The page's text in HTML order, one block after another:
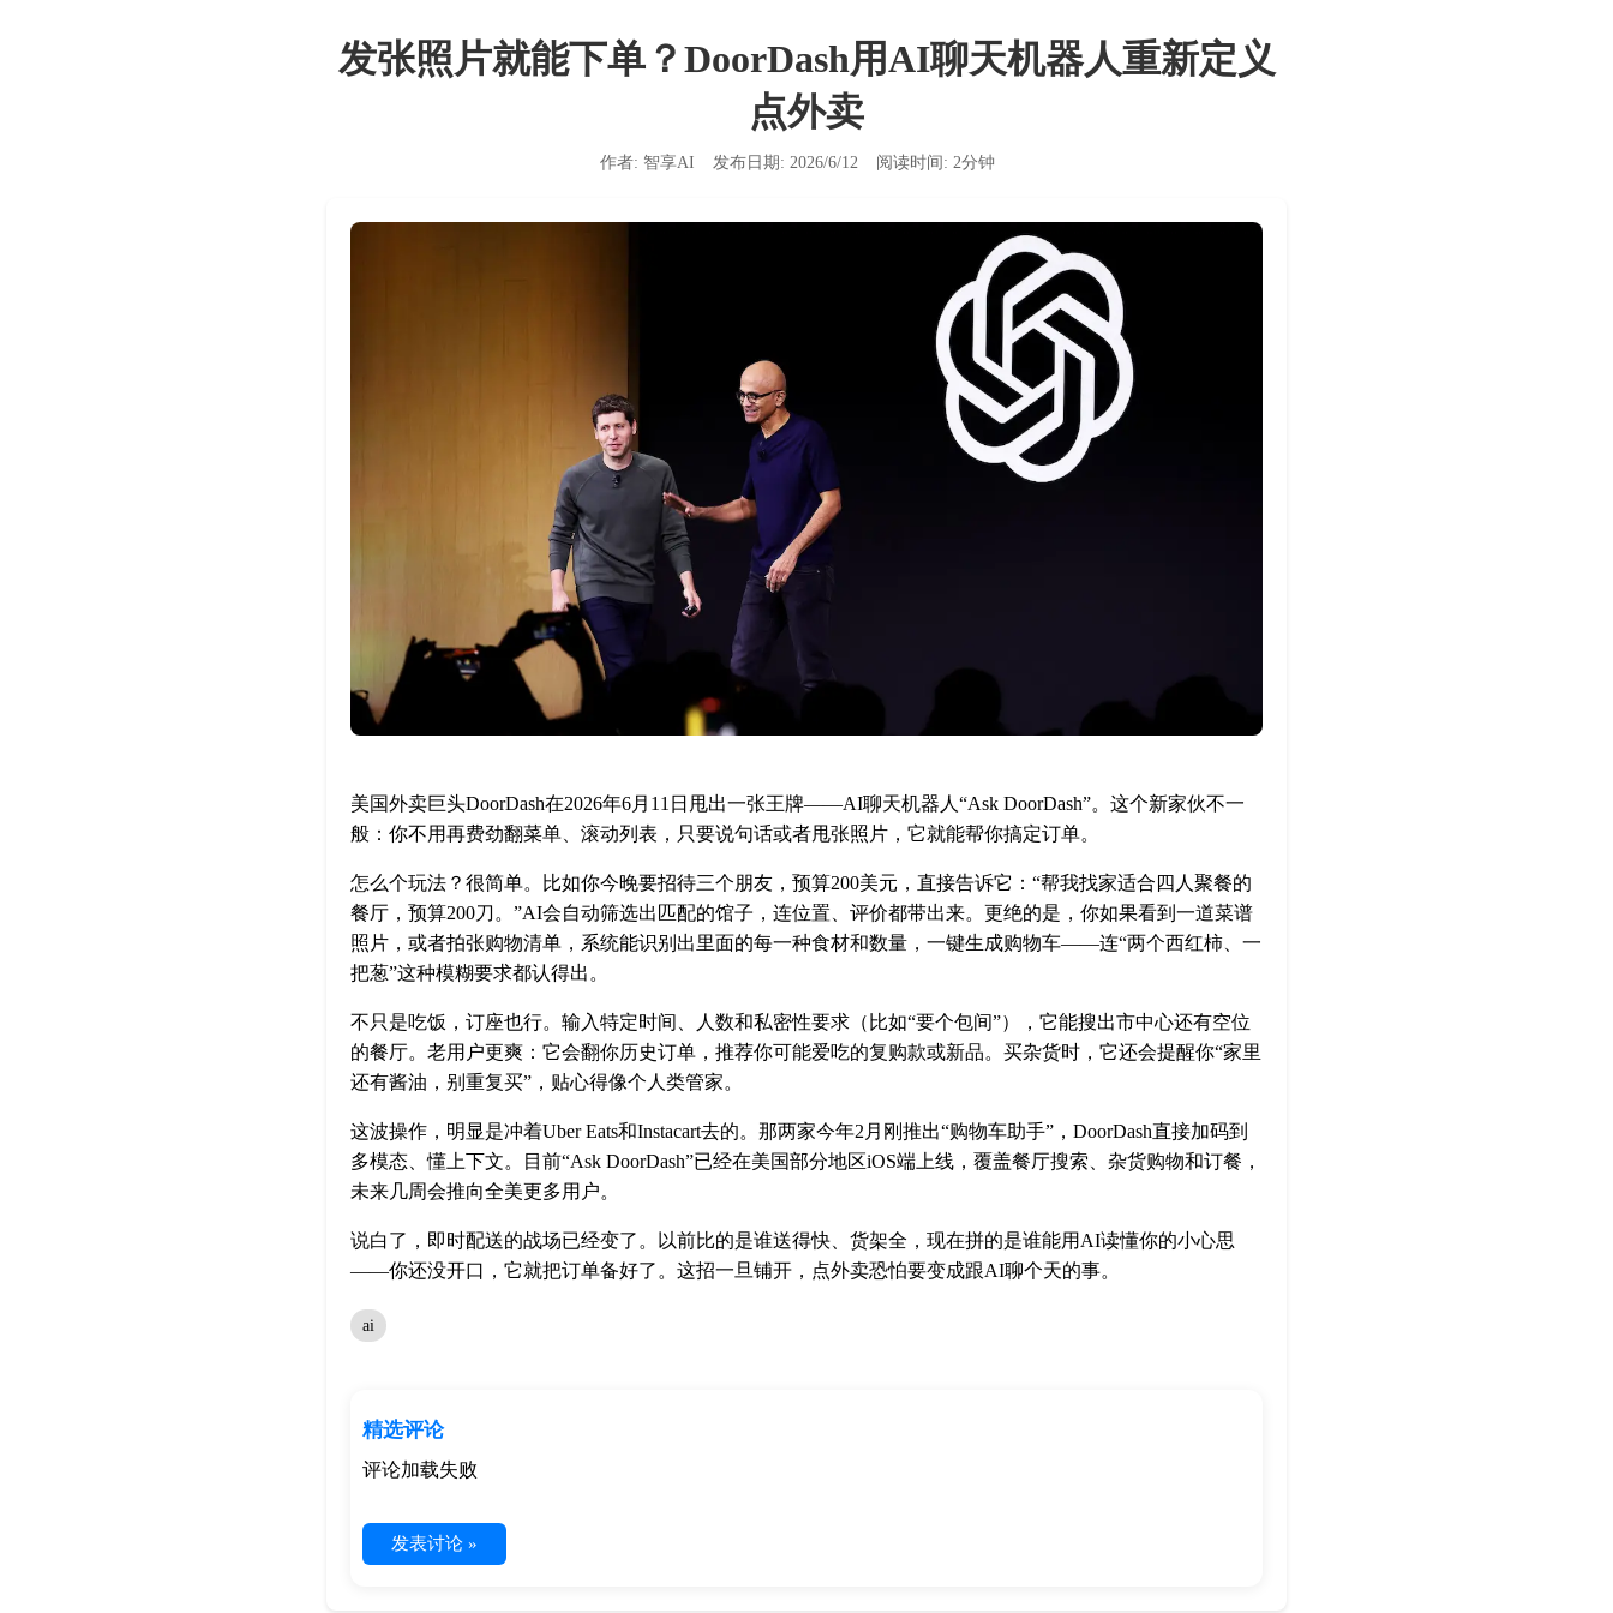
发张照片就能下单？DoorDash用AI聊天机器人重新定义
点外卖
作者: 智享AI 发布日期: 2026/6/12 阅读时间: 2分钟
美国外卖巨头DoorDash在2026年6月11日甩出一张王牌——AI聊天机器人“Ask DoorDash”。这个新家伙不一
般：你不用再费劲翻菜单、滚动列表，只要说句话或者甩张照片，它就能帮你搞定订单。
怎么个玩法？很简单。比如你今晚要招待三个朋友，预算200美元，直接告诉它：“帮我找家适合四人聚餐的
餐厅，预算200刀。”AI会自动筛选出匹配的馆子，连位置、评价都带出来。更绝的是，你如果看到一道菜谱
照片，或者拍张购物清单，系统能识别出里面的每一种食材和数量，一键生成购物车——连“两个西红柿、一
把葱”这种模糊要求都认得出。
不只是吃饭，订座也行。输入特定时间、人数和私密性要求（比如“要个包间”），它能搜出市中心还有空位
的餐厅。老用户更爽：它会翻你历史订单，推荐你可能爱吃的复购款或新品。买杂货时，它还会提醒你“家里
还有酱油，别重复买”，贴心得像个人类管家。
这波操作，明显是冲着Uber Eats和Instacart去的。那两家今年2月刚推出“购物车助手”，DoorDash直接加码到
多模态、懂上下文。目前“Ask DoorDash”已经在美国部分地区iOS端上线，覆盖餐厅搜索、杂货购物和订餐，
未来几周会推向全美更多用户。
说白了，即时配送的战场已经变了。以前比的是谁送得快、货架全，现在拼的是谁能用AI读懂你的小心思
——你还没开口，它就把订单备好了。这招一旦铺开，点外卖恐怕要变成跟AI聊个天的事。
ai
精选评论
评论加载失败
发表讨论 »